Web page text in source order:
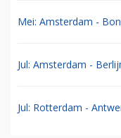
Mei: Amsterdam -
Jul: Amsterdam -
Jul: Rotterdam -